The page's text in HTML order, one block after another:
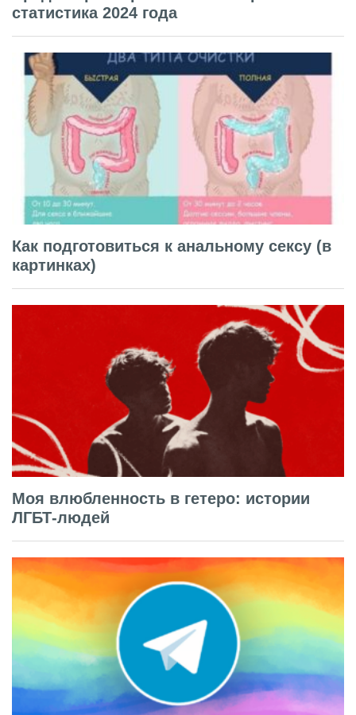
статистика 2024 года
Как подготовиться к анальному сексу (в
картинках)
Моя влюбленность в гетеро: истории
ЛГБТ-людей